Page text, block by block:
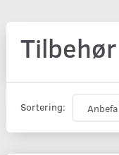
Tilbehør
Sortering: